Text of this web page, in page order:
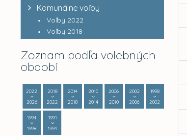
Komunálne voľby
Voľby 2022
Voľby 2018
Zoznam podľa volebných
období
2022
2026
2018
2022
2014
2018
2010
2014
2006
2010
2002
2006
1998
2002
1994
1998
1991
1994